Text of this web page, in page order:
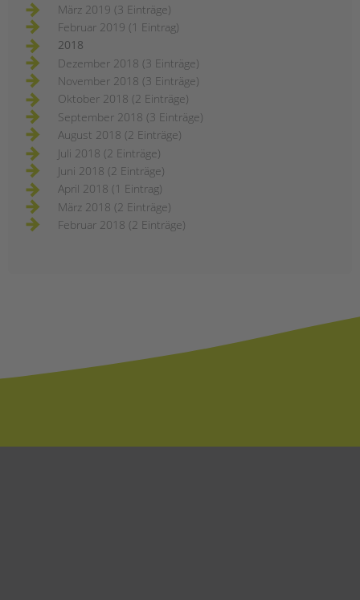
März 2019 (3 Einträge)
Februar 2019 (1 Eintrag)
2018
Dezember 2018 (3 Einträge)
November 2018 (3 Einträge)
Oktober 2018 (2 Einträge)
September 2018 (3 Einträge)
August 2018 (2 Einträge)
Juli 2018 (2 Einträge)
Juni 2018 (2 Einträge)
April 2018 (1 Eintrag)
März 2018 (2 Einträge)
Februar 2018 (2 Einträge)